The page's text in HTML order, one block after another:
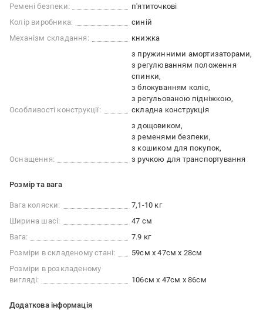
Ремені безпеки:
п'ятиточкові
Колір виробника:
синій
Механізм складання:
книжка
Особливості конструкції:
з пружинними амортизаторами
з регулюванням положення
спинки
з блокуванням коліс
з регульованою підніжкою
складна конструкція
Оснащення:
з дощовиком
з ременями безпеки
з кошиком для покупок
з ручкою для транспортування
Розмір та вага
Вага коляски:
7,1-10 кг
Ширина шасі:
47 см
Вага:
7.9 кг
Розміри в складеному стані:
59см х 47см х 28см
Розміри в розкладеному
вигляді:
106см х 47см х 86см
Додаткова інформація